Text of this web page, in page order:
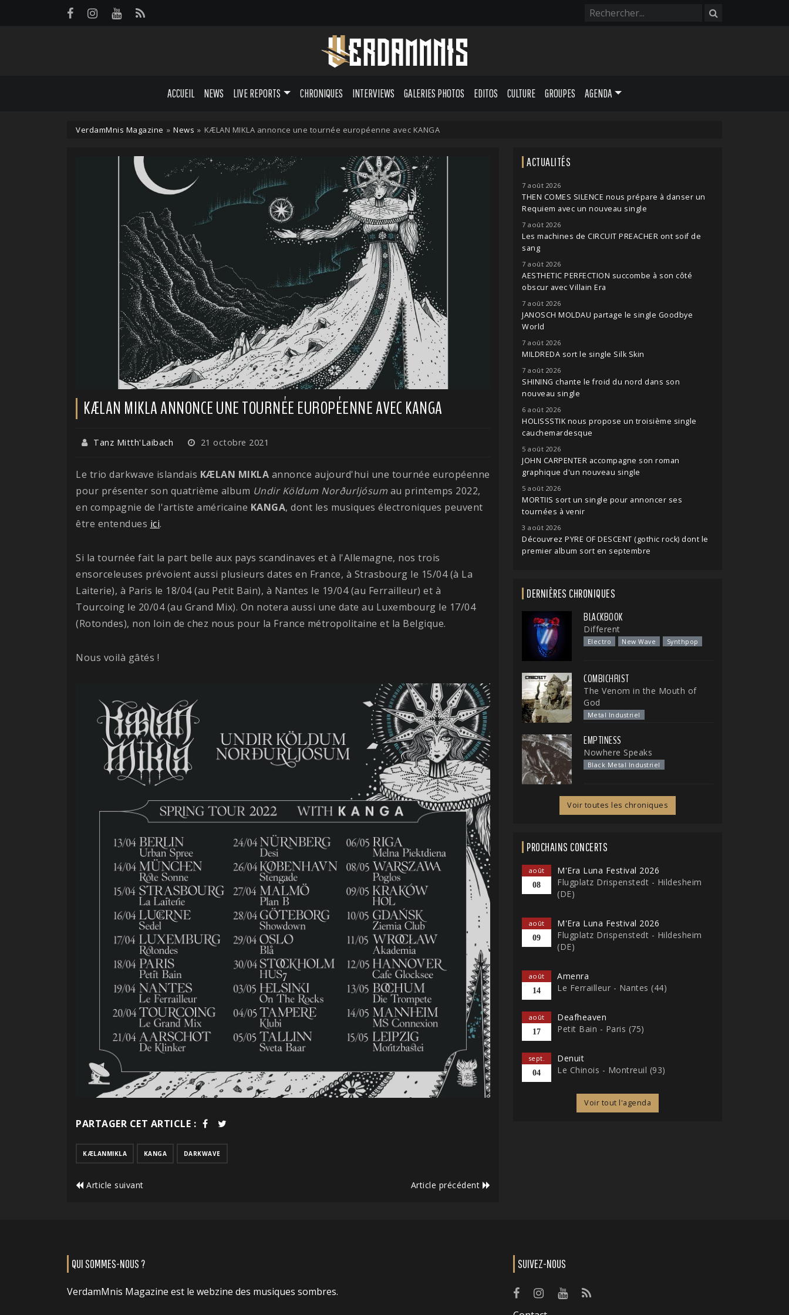
ACCUEIL NEWS LIVE REPORTS CHRONIQUES INTERVIEWS GALERIES PHOTOS EDITOS CULTURE GROUPES AGENDA
VerdamMnis Magazine » News » KÆLAN MIKLA annonce une tournée européenne avec KANGA
KÆLAN MIKLA ANNONCE UNE TOURNÉE EUROPÉENNE AVEC KANGA
Tanz Mitth'Laibach 21 octobre 2021
Le trio darkwave islandais KÆLAN MIKLA annonce aujourd'hui une tournée européenne
pour présenter son quatrième album Undir Köldum Norðurljósum au printemps 2022,
en compagnie de l'artiste américaine KANGA, dont les musiques électroniques peuvent
être entendues ici.
Si la tournée fait la part belle aux pays scandinaves et à l'Allemagne, nos trois
ensorceleuses prévoient aussi plusieurs dates en France, à Strasbourg le 15/04 (à La
Laiterie), à Paris le 18/04 (au Petit Bain), à Nantes le 19/04 (au Ferrailleur) et à
Tourcoing le 20/04 (au Grand Mix). On notera aussi une date au Luxembourg le 17/04
(Rotondes), non loin de chez nous pour la France métropolitaine et la Belgique.
Nous voilà gâtés !
PARTAGER CET ARTICLE :
KÆLANMIKLA KANGA DARKWAVE
Article suivant Article précédent
ACTUALITÉS
7 août 2026
THEN COMES SILENCE nous prépare à danser un
Requiem avec un nouveau single
7 août 2026
Les machines de CIRCUIT PREACHER ont soif de
sang
7 août 2026
AESTHETIC PERFECTION succombe à son côté
obscur avec Villain Era
7 août 2026
JANOSCH MOLDAU partage le single Goodbye
World
7 août 2026
MILDREDA sort le single Silk Skin
7 août 2026
SHINING chante le froid du nord dans son
nouveau single
6 août 2026
HOLISSSTIK nous propose un troisième single
cauchemardesque
5 août 2026
JOHN CARPENTER accompagne son roman
graphique d'un nouveau single
5 août 2026
MORTIIS sort un single pour annoncer ses
tournées à venir
3 août 2026
Découvrez PYRE OF DESCENT (gothic rock) dont le
premier album sort en septembre
DERNIÈRES CHRONIQUES
BLACKBOOK
Different
Electro New Wave Synthpop
COMBICHRIST
The Venom in the Mouth of
God
Metal Industriel
EMPTINESS
Nowhere Speaks
Black Metal Industriel
Voir toutes les chroniques
PROCHAINS CONCERTS
août
08
M'Era Luna Festival 2026
Flugplatz Drispenstedt - Hildesheim
(DE)
août
09
M'Era Luna Festival 2026
Flugplatz Drispenstedt - Hildesheim
(DE)
août
14
Amenra
Le Ferrailleur - Nantes (44)
août
17
Deafheaven
Petit Bain - Paris (75)
sept.
04
Denuit
Le Chinois - Montreuil (93)
Voir tout l'agenda
QUI SOMMES-NOUS ?
VerdamMnis Magazine est le webzine des musiques sombres.
SUIVEZ-NOUS
Panneau de gestion des cookies